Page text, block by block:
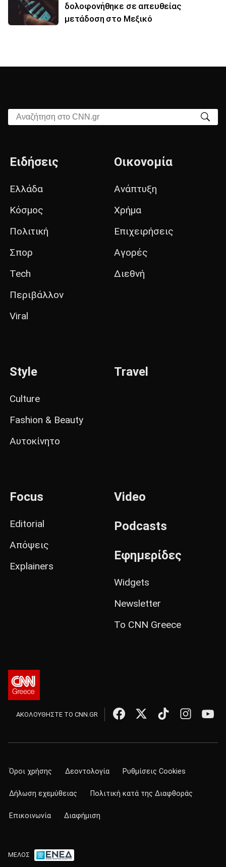
δολοφονήθηκε σε απευθείας
μετάδοση στο Μεξικό
Αναζήτηση στο CNN.gr
Ειδήσεις
Ελλάδα
Κόσμος
Πολιτική
Σπορ
Tech
Περιβάλλον
Viral
Οικονομία
Ανάπτυξη
Χρήμα
Επιχειρήσεις
Αγορές
Διεθνή
Style
Culture
Fashion & Beauty
Αυτοκίνητο
Travel
Focus
Editorial
Απόψεις
Explainers
Video
Podcasts
Εφημερίδες
Widgets
Newsletter
Το CNN Greece
ΑΚΟΛΟΥΘΗΣΤΕ ΤΟ CNN.GR
Όροι χρήσης Δεοντολογία Ρυθμίσεις Cookies
Δήλωση εχεμύθειας Πολιτική κατά της Διαφθοράς
Επικοινωνία Διαφήμιση
ΜΕΛΟΣ